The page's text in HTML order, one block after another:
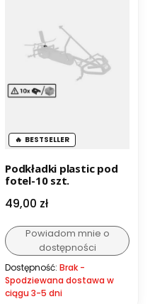
BESTSELLER
Podkładki plastic pod
fotel-10 szt.
Cena
49,00 zł
Powiadom mnie o
dostępności
Dostępność: Brak -
Spodziewana dostawa w
ciągu 3-5 dni